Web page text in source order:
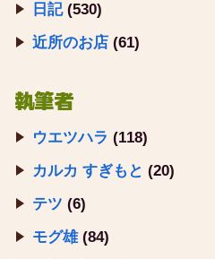
日記(530)
近所のお店 (61)
執筆者
ウエツハラ (118)
カルカ すぎもと (20)
テツ (6)
モグ雄(84)